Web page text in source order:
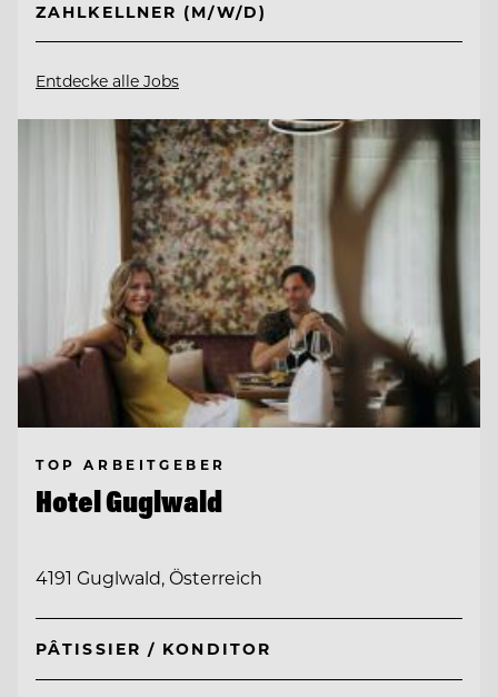
ZAHLKELLNER (M/W/D)
Entdecke alle Jobs
TOP ARBEITGEBER
Hotel Guglwald
4191 Guglwald, Österreich
PÂTISSIER / KONDITOR